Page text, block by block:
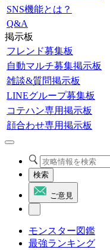
SNS機能とは？
Q&A
掲示板
フレンド募集板
自動マルチ募集掲示板
雑談&質問掲示板
LINEグループ募集板
コテハン専用掲示板
顔合わせ専用掲示板
検索
ご意見
モンスター図鑑
最強ランキング